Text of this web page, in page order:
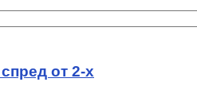
от 2-х